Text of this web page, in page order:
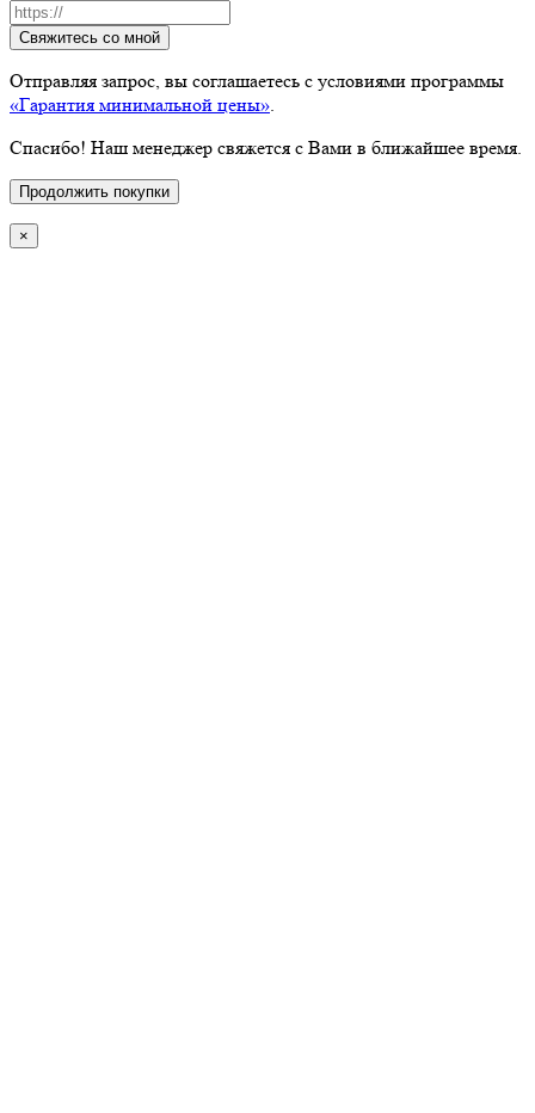
Свяжитесь со мной
Отправляя запрос, вы соглашаетесь с условиями программы
«Гарантия минимальной цены»
Спасибо! Наш менеджер свяжется с Вами в ближайшее время.
Продолжить покупки
×